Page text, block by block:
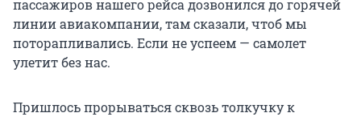
пассажиров нашего рейса дозвонился до горячей
линии авиакомпании, там сказали, чтоб мы
поторапливались. Если не успеем — самолет
улетит без нас.
Пришлось прорываться сквозь толкучку к